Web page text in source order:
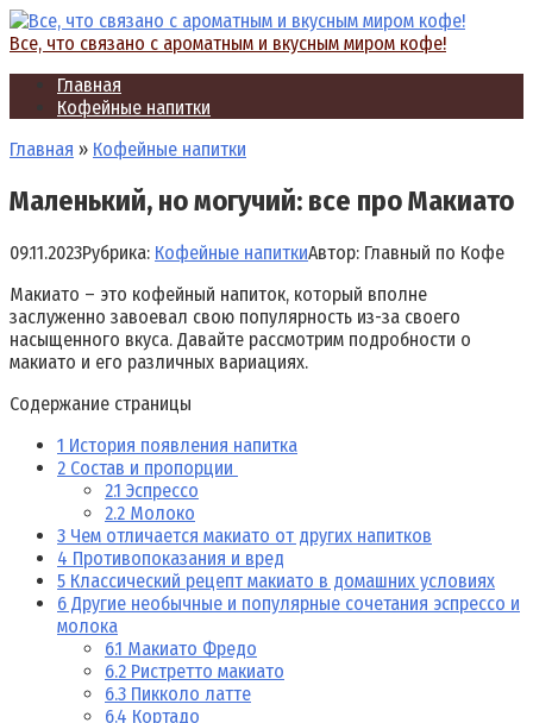
Перейти
к
Все, что связано с ароматным и вкусным миром кофе!
Главная
Кофейные напитки
Главная » Кофейные напитки
Маленький, но могучий: все про Макиато
09.11.2023Рубрика: Кофейные напиткиАвтор: Главный по Кофе
Макиато – это кофейный напиток, который вполне
заслуженно завоевал свою популярность из-за своего
насыщенного вкуса. Давайте рассмотрим подробности о
макиато и его различных вариациях.
Содержание страницы
1 История появления напитка
2 Состав и пропорции
2.1 Эспрессо
2.2 Молоко
3 Чем отличается макиато от других напитков
4 Противопоказания и вред
5 Классический рецепт макиато в домашних условиях
6 Другие необычные и популярные сочетания эспрессо и
молока
6.1 Макиато Фредо
6.2 Ристретто макиато
6.3 Пикколо латте
6.4 Кортадо